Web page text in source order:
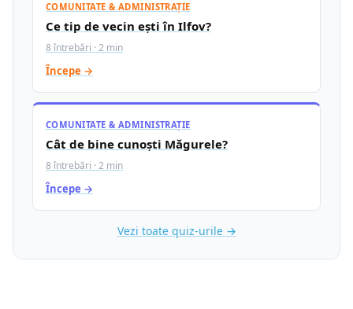
COMUNITATE & ADMINISTRAȚIE
Ce tip de vecin ești în Ilfov?
8 întrebări · 2 min
Începe →
COMUNITATE & ADMINISTRAȚIE
Cât de bine cunoști Măgurele?
8 întrebări · 2 min
Începe →
Vezi toate quiz-urile →